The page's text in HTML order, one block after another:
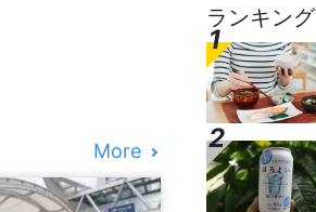
More
ランキング